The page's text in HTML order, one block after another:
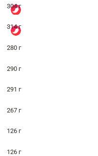
304 г
314 г
280 г
290 г
291 г
267 г
126 г
126 г